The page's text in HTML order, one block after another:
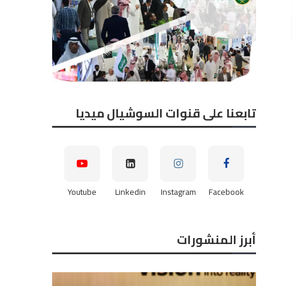
عماد عادل مدير إدارة الآباء بـ«مصر
هاي تك...
المهندس عوض الحلفاوي،
التسويق والتطوير
أطلس...
تابعنا على قنوات السوشيال ميديا
Facebook
Instagram
Linkedin
Youtube
أبرز المنشورات